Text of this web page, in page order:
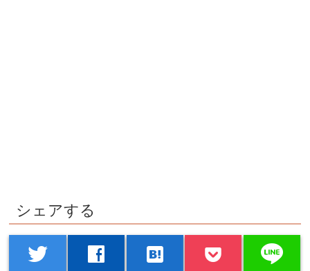
シェアする
twitter facebook hatenabookmark line